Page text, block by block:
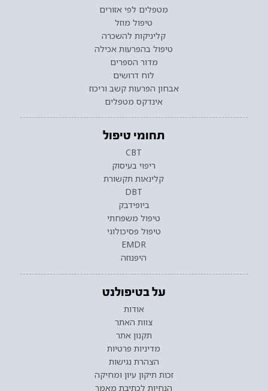
מטפלים לפי אזורים
טיפול מוזל
קליניקות להשכרה
טיפול בהפרעות אכילה
מדור הספרים
לוח דרושים
אבחון הפרעות קשב וריכוז
אינדקס מטפלים
תחומי טיפול
CBT
ריפוי בעיסוק
קלינאות תקשורת
DBT
ביופידבק
טיפול משפחתי
טיפול פסיכולוגי
EMDR
היפנוזה
על בטיפולנט
אודות
צוות האתר
תקנון אתר
מדיניות פרטיות
הצהרת נגישות
זכות תיקון עיון ומחיקה
הנחיות לכתיבת מאמר